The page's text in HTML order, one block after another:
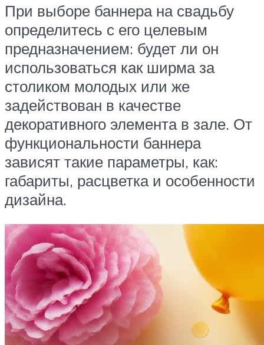
При выборе баннера на свадьбу
определитесь с его целевым
предназначением: будет ли он
использоваться как ширма за
столиком молодых или же
задействован в качестве
декоративного элемента в зале. От
функциональности баннера
зависят такие параметры, как:
габариты, расцветка и особенности
дизайна.